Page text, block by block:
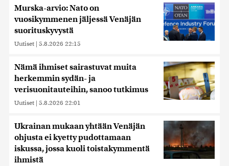
Murska-arvio: Nato on
vuosikymmenen jäljessä Venäjän
suorituskyvystä
Uutiset | 5.8.2026 22:15
Nämä ihmiset sairastuvat muita
herkemmin sydän- ja
verisuonitauteihin, sanoo tutkimus
Uutiset | 5.8.2026 22:01
Ukrainan mukaan yhtään Venäjän
ohjusta ei kyetty pudottamaan
iskussa, jossa kuoli toistakymmentä
ihmistä